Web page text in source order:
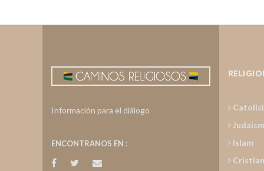
Información para el diálogo
ENCONTRANOS EN :
Islam